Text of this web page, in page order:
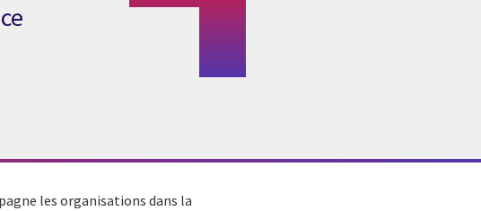
les organisations dans la